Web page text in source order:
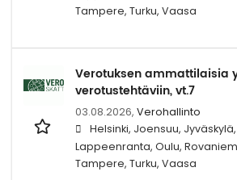
Tampere, Turku, Vaasa
Verotuksen ammattilaisia
verotustehtäviin, vt.7
03.08.2026, Verohallinto
Helsinki, Joensuu,
Lappeenranta, Oulu,
Tampere, Turku, Vaasa